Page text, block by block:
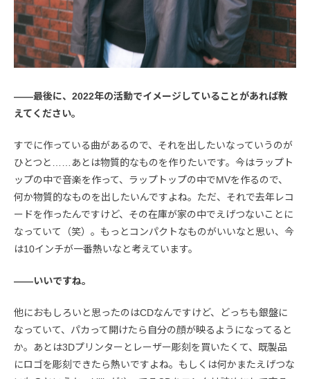
――最後に、2022年の活動でイメージしていることがあれば教
えてください。
すでに作っている曲があるので、それを出したいなっていうのが
ひとつと……あとは物質的なものを作りたいです。今はラップト
ップの中で音楽を作って、ラップトップの中でMVを作るので、
何か物質的なものを出したいんですよね。ただ、それで去年レコ
ードを作ったんですけど、その在庫が家の中でえげつないことに
なっていて（笑）。もっとコンパクトなものがいいなと思い、今
は10インチが一番熱いなと考えています。
――いいですね。
他におもしろいと思ったのはCDなんですけど、どっちも銀盤に
なっていて、パカって開けたら自分の顔が映るようになってると
か。あとは3Dプリンターとレーザー彫刻を買いたくて、既製品
にロゴを彫刻できたら熱いですよね。もしくは何かまたえげつな